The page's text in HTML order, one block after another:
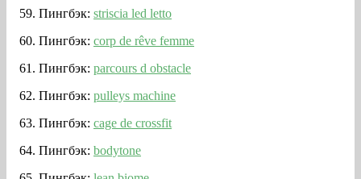
Пингбэк: striscia led letto
Пингбэк: corp de rêve femme
Пингбэк: parcours d obstacle
Пингбэк: pulleys machine
Пингбэк: cage de crossfit
Пингбэк: bodytone